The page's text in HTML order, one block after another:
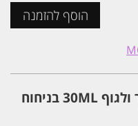
הוסף להזמנה
מיני בושם מיסט MIST לשיער ולגוף 30ML בניחוח